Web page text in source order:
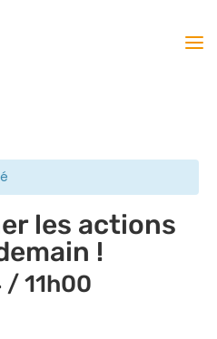
les actions
!
11h00